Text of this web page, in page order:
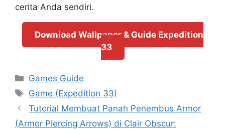
cerita Anda sendiri.
Download Wallpaper & Guide Expedition
33
Categories
Games Guide
Tags
Game (Expedition 33)
Tutorial Membuat Panah Penembus Armor
(Armor Piercing Arrows) di Clair Obscur: